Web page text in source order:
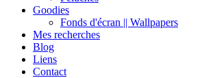
Goodies
Fonds d'écran || Wallpapers
Mes recherches
Blog
Liens
Contact